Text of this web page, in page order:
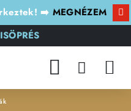
➡️ MEGNÉZEM